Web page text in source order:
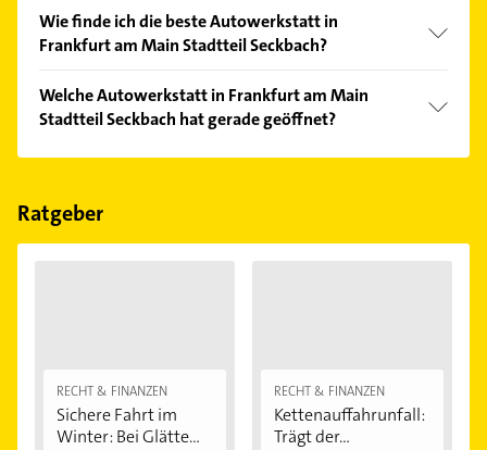
Wie finde ich die beste Autowerkstatt in
Frankfurt am Main Stadtteil Seckbach?
Kundenmeinungen und profitieren Sie von den
Empfehlungen. Die Suchergebnisse können Sie sich
einfach nachBewertungensortiert anzeigen lassen.
Welche Autowerkstatt in Frankfurt am Main
Stadtteil Seckbach hat gerade geöffnet?
Im Anbieter-Bereich finden Sie alleÖffnungszeiten.
Feiertagen abweichen können.
Ratgeber
RECHT & FINANZEN
Sichere Fahrt im
Winter: Bei Glätte...
RECHT & FINANZEN
Kettenauffahrunfall:
Trägt der...